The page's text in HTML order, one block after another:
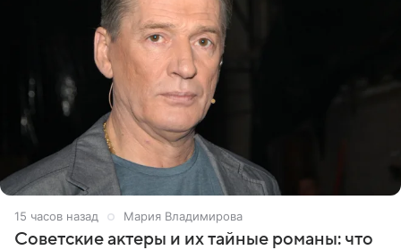
15 часов назад Мария Владимирова
Советские актеры и их тайные романы: что